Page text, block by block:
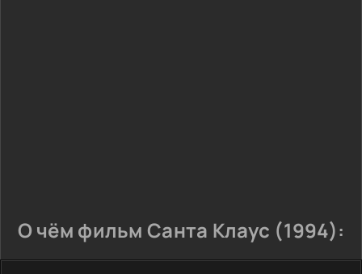
О чём фильм Санта Клаус (1994):